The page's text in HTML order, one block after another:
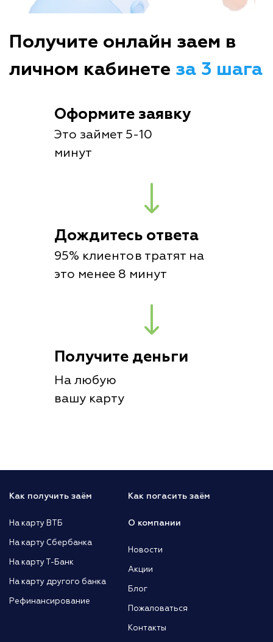
Получите онлайн заем в
личном кабинете за 3 шага
Оформите заявку
Это займет 5-10
минут
Дождитесь ответа
95% клиентов тратят на
это менее 8 минут
Получите деньги
На любую
вашу карту
Как получить заём
На карту ВТБ
На карту Сбербанка
На карту Т-Банк
На карту другого банка
Рефинансирование
Как погасить заём
О компании
Новости
Акции
Блог
Пожаловаться
Контакты